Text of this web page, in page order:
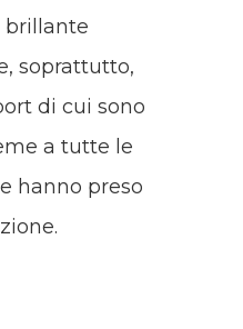
brillante
soprattutto,
di cui sono
a tutte le
hanno preso